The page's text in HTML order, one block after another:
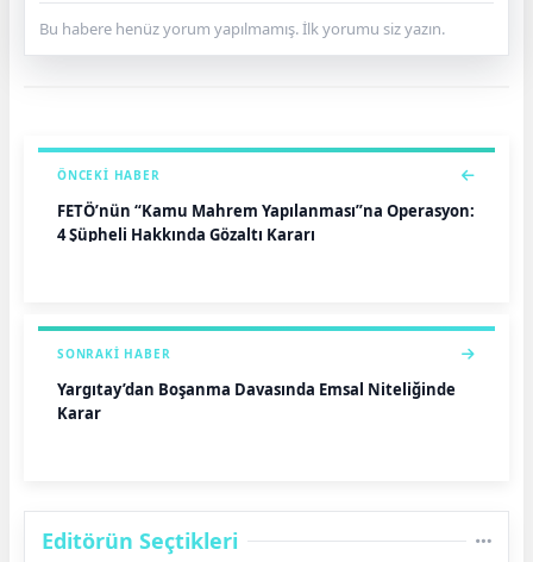
Bu habere henüz yorum yapılmamış. İlk yorumu siz yazın.
ÖNCEKI HABER
FETÖ’nün “Kamu Mahrem Yapılanması”na Operasyon:
4 Şüpheli Hakkında Gözaltı Kararı
SONRAKI HABER
Yargıtay’dan Boşanma Davasında Emsal Niteliğinde
Karar
Editörün Seçtikleri